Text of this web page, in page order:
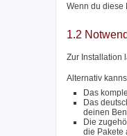
Wenn du diese
1.2
Zur Installation
Alternativ
Das
Das
deinen
Die
die Pakete